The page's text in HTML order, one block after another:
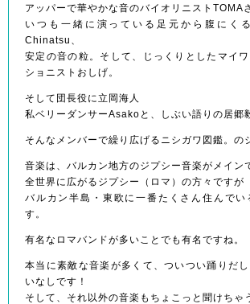
アッパーで華やかな音のバイオリニストTOMA
いつも一緒に演っている足元から腹にく
Chinatsu、
安定の音の粒。そして、じっくりとしたマイ
ショニストおしげ。
そして団長役に立岡海人
私ベリーダンサーAsakoと、しぶい語りの居郷
そんなメンバーで繰り広げるニシガワ図鑑。の
音楽は、バルカン地方のジプシー音楽がメイン
全世界に広がるジプシー（ロマ）の方々ですが
バルカン半島・東欧に一番たくさん住んでい
す。
有名なロマバンドが多いことでも有名ですね。
本当に素敵な音楽が多くて、ついつい踊りだ
いなしです！
そして、それ以外の音楽もちょこっと聞けちゃ